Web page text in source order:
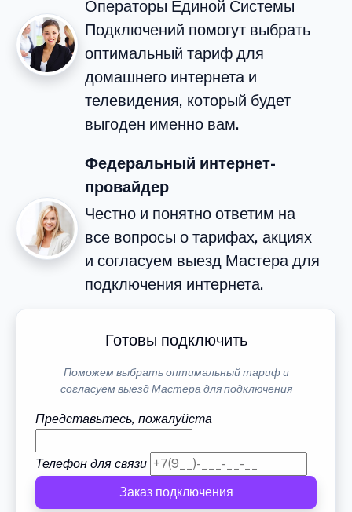
Операторы Единой Системы
Подключений помогут выбрать
оптимальный тариф для
домашнего интернета и
телевидения, который будет
выгоден именно вам.
Федеральный интернет-
провайдер
Честно и понятно ответим на
все вопросы о тарифах, акциях
и согласуем выезд Мастера для
подключения интернета.
Готовы подключить
Поможем выбрать оптимальный тариф и
согласуем выезд Мастера для подключения
Представьтесь, пожалуйста
Телефон для связи
Заказ подключения